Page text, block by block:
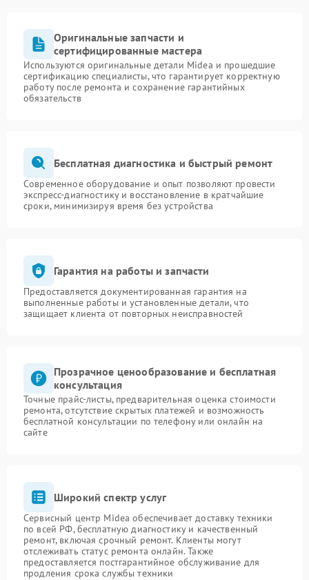
Оригинальные запчасти и
сертифицированные мастера
Используются оригинальные детали Midea и прошедшие
сертификацию специалисты, что гарантирует корректную
работу после ремонта и сохранение гарантийных
обязательств
Бесплатная диагностика и быстрый ремонт
Современное оборудование и опыт позволяют провести
экспресс-диагностику и восстановление в кратчайшие
сроки, минимизируя время без устройства
Гарантия на работы и запчасти
Предоставляется документированная гарантия на
выполненные работы и установленные детали, что
защищает клиента от повторных неисправностей
Прозрачное ценообразование и бесплатная
консультация
Точные прайс-листы, предварительная оценка стоимости
ремонта, отсутствие скрытых платежей и возможность
бесплатной консультации по телефону или онлайн на
сайте
Широкий спектр услуг
Сервисный центр Midea обеспечивает доставку техники
по всей РФ, бесплатную диагностику и качественный
ремонт, включая срочный ремонт. Клиенты могут
отслеживать статус ремонта онлайн. Также
предоставляется постгарантийное обслуживание для
продления срока службы техники